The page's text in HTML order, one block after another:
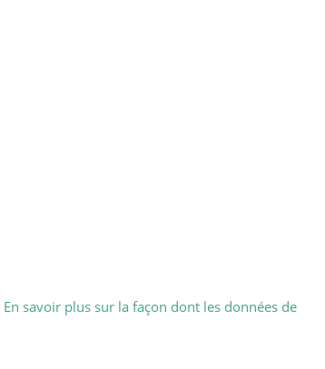
En savoir plus sur la façon dont les données de